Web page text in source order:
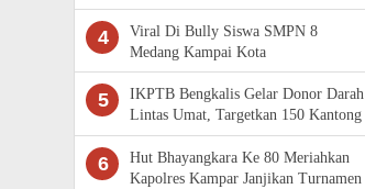
Komputer Penerimaan Bintara Polri
4
Viral Di Bully Siswa SMPN 8
Medang Kampai Kota
Dumai.Ternyata Bukan DiBully, tapi
perkelahian.
5
IKPTB Bengkalis Gelar Donor Darah
Lintas Umat, Targetkan 150 Kantong
Darah
6
Hut Bhayangkara Ke 80 Meriahkan
Kapolres Kampar Janjikan Turnamen